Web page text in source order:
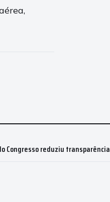
Congresso reduziu transparência